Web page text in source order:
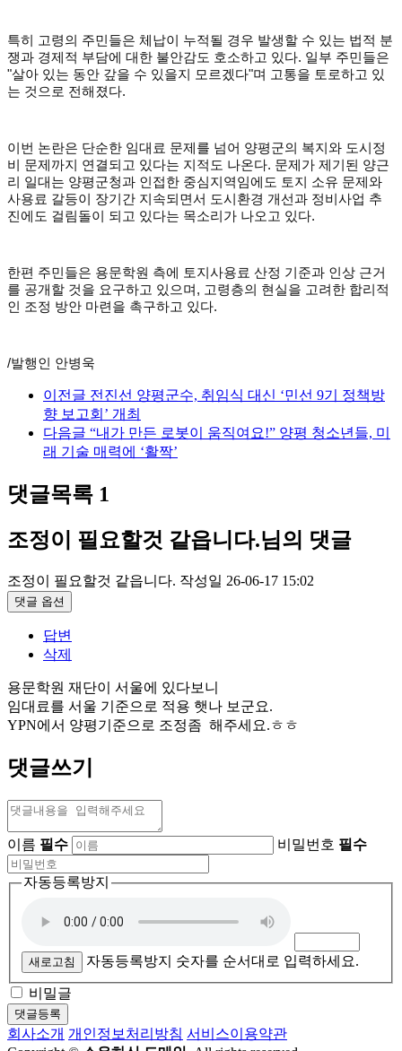
특히 고령의 주민들은 체납이 누적될 경우 발생할 수 있는 법적 분
쟁과 경제적 부담에 대한 불안감도 호소하고 있다. 일부 주민들은
"살아 있는 동안 갚을 수 있을지 모르겠다"며 고통을 토로하고 있
는 것으로 전해졌다.
이번 논란은 단순한 임대료 문제를 넘어 양평군의 복지와 도시정
비 문제까지 연결되고 있다는 지적도 나온다. 문제가 제기된 양근
리 일대는 양평군청과 인접한 중심지역임에도 토지 소유 문제와
사용료 갈등이 장기간 지속되면서 도시환경 개선과 정비사업 추
진에도 걸림돌이 되고 있다는 목소리가 나오고 있다.
한편 주민들은 용문학원 측에 토지사용료 산정 기준과 인상 근거
를 공개할 것을 요구하고 있으며, 고령층의 현실을 고려한 합리적
인 조정 방안 마련을 촉구하고 있다.
/발행인 안병욱
이전글 전진선 양평군수, 취임식 대신 ‘민선 9기 정책방
향 보고회’ 개최
다음글 “내가 만든 로봇이 움직여요!” 양평 청소년들, 미
래 기술 매력에 ‘활짝’
댓글목록 1
조정이 필요할것 같읍니다.님의 댓글
조정이 필요할것 같읍니다. 작성일 26-06-17 15:02
댓글 옵션
답변
삭제
용문학원 재단이 서울에 있다보니
임대료를 서울 기준으로 적용 햇나 보군요.
YPN에서 양평기준으로 조정좀 해주세요.ㅎㅎ
댓글쓰기
이름 필수 비밀번호 필수
자동등록방지
새로고침 자동등록방지 숫자를 순서대로 입력하세요.
비밀글
댓글등록
회사소개 개인정보처리방침 서비스이용약관